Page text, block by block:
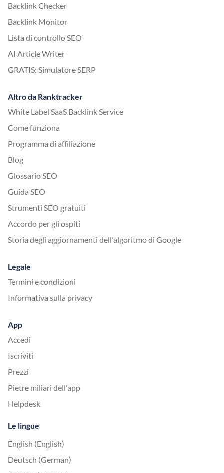
Backlink Checker
Backlink Monitor
Lista di controllo SEO
AI Article Writer
GRATIS: Simulatore SERP
Altro da Ranktracker
White Label SaaS Backlink Service
Come funziona
Programma di affiliazione
Blog
Glossario SEO
Guida SEO
Strumenti SEO gratuiti
Accordo per gli ospiti
Storia degli aggiornamenti dell'algoritmo di Google
Legale
Termini e condizioni
Informativa sulla privacy
App
Accedi
Iscriviti
Prezzi
Pietre miliari dell'app
Helpdesk
Le lingue
English (English)
Deutsch (German)